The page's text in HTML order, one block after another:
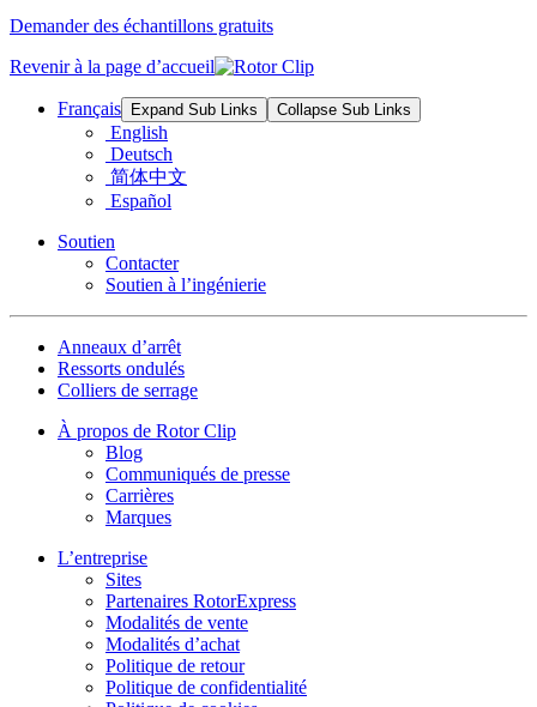
Demander des échantillons gratuits
Revenir à la page d’accueil
Français Expand Sub Links Collapse Sub Links
English
Deutsch
简体中文
Español
Soutien
Contacter
Soutien à l’ingénierie
Anneaux d’arrêt
Ressorts ondulés
Colliers de serrage
À propos de Rotor Clip
Blog
Communiqués de presse
Carrières
Marques
L’entreprise
Sites
Partenaires RotorExpress
Modalités de vente
Modalités d’achat
Politique de retour
Politique de confidentialité